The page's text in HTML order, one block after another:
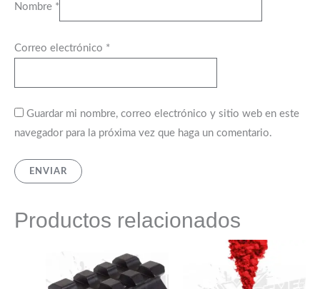
Nombre *
Correo electrónico *
Guardar mi nombre, correo electrónico y sitio web en este
navegador para la próxima vez que haga un comentario.
Productos relacionados